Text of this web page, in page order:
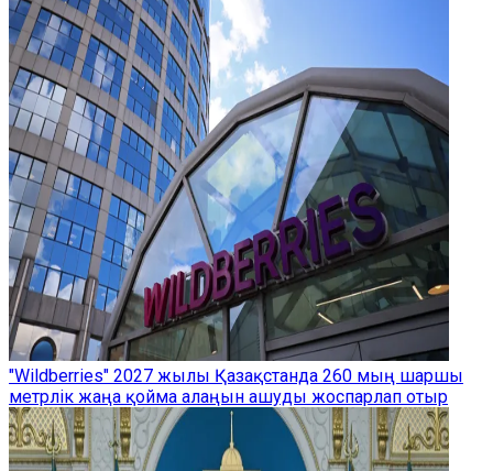
"Wildberries" 2027 жылы Қазақстанда 260 мың шаршы
метрлік жаңа қойма алаңын ашуды жоспарлап отыр